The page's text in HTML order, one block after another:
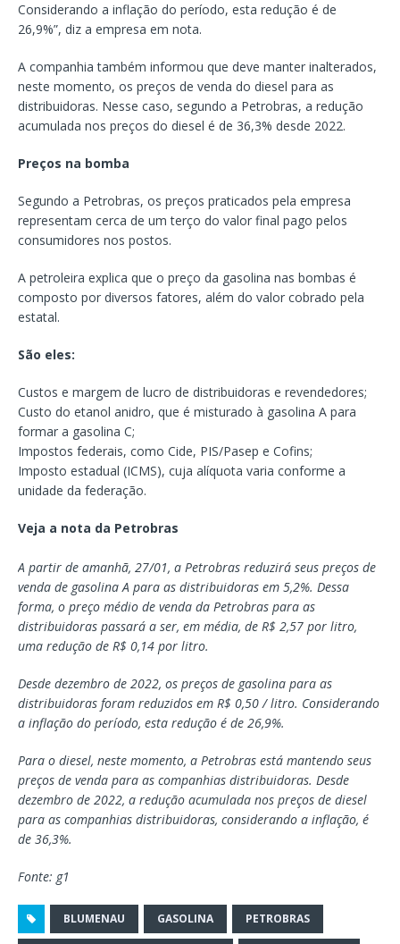
Considerando a inflação do período, esta redução é de
26,9%”, diz a empresa em nota.
A companhia também informou que deve manter inalterados,
neste momento, os preços de venda do diesel para as
distribuidoras. Nesse caso, segundo a Petrobras, a redução
acumulada nos preços do diesel é de 36,3% desde 2022.
Preços na bomba
Segundo a Petrobras, os preços praticados pela empresa
representam cerca de um terço do valor final pago pelos
consumidores nos postos.
A petroleira explica que o preço da gasolina nas bombas é
composto por diversos fatores, além do valor cobrado pela
estatal.
São eles:
Custos e margem de lucro de distribuidoras e revendedores;
Custo do etanol anidro, que é misturado à gasolina A para
formar a gasolina C;
Impostos federais, como Cide, PIS/Pasep e Cofins;
Imposto estadual (ICMS), cuja alíquota varia conforme a
unidade da federação.
Veja a nota da Petrobras
A partir de amanhã, 27/01, a Petrobras reduzirá seus preços de
venda de gasolina A para as distribuidoras em 5,2%. Dessa
forma, o preço médio de venda da Petrobras para as
distribuidoras passará a ser, em média, de R$ 2,57 por litro,
uma redução de R$ 0,14 por litro.
Desde dezembro de 2022, os preços de gasolina para as
distribuidoras foram reduzidos em R$ 0,50 / litro. Considerando
a inflação do período, esta redução é de 26,9%.
Para o diesel, neste momento, a Petrobras está mantendo seus
preços de venda para as companhias distribuidoras. Desde
dezembro de 2022, a redução acumulada nos preços de diesel
para as companhias distribuidoras, considerando a inflação, é
de 36,3%.
Fonte: g1
BLUMENAU GASOLINA PETROBRAS